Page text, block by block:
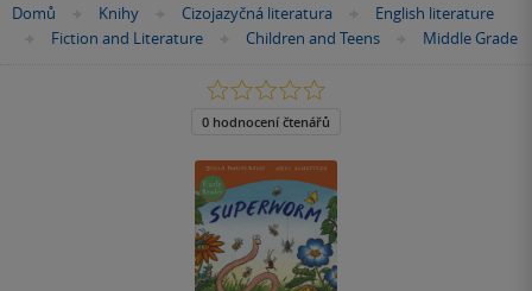
Nacházíte
Domů »Knihy »Cizojazyčná literatura »English literature
»Fiction and Literature »
Children and Teens »
Middle Grade
0.0
z
5
0 hodnocení čtenářů